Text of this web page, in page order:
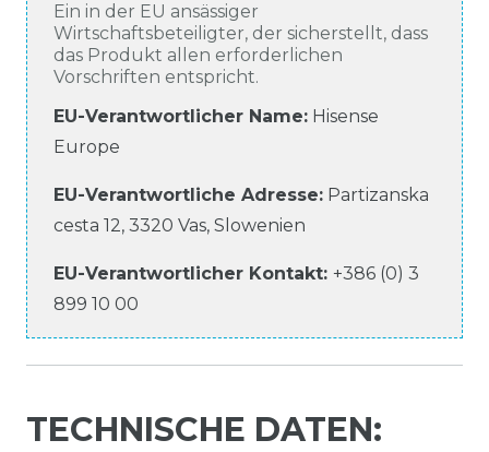
Ein in der EU ansässiger
Wirtschaftsbeteiligter, der sicherstellt, dass
das Produkt allen erforderlichen
Vorschriften entspricht.
EU-Verantwortlicher Name: Hisense
Europe
EU-Verantwortliche Adresse: Partizanska
cesta 12, 3320 Vas, Slowenien
EU-Verantwortlicher Kontakt: +386 (0) 3
899 10 00
TECHNISCHE DATEN: